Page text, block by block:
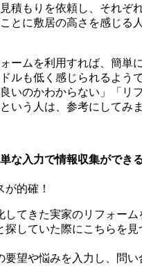
積もりを依頼し、それぞ
とに敷居の高さを感じる
ームを利用すれば、簡単
ルも低く感じられるよう
いのかわからない」「リ
いう人は、参考にしてみま
な入力で情報収集ができ
が的確！
してきた実家のリフォーム
探していた際にこちらを見
要望や悩みを入力し、問い